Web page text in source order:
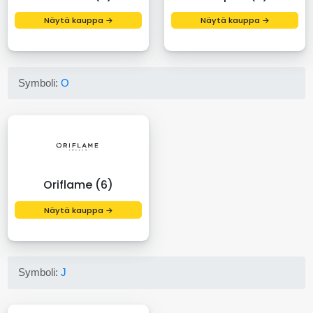
Näytä kauppa → Näytä kauppa →
Symboli:O
Oriflame (6)
Näytä kauppa →
Symboli:J